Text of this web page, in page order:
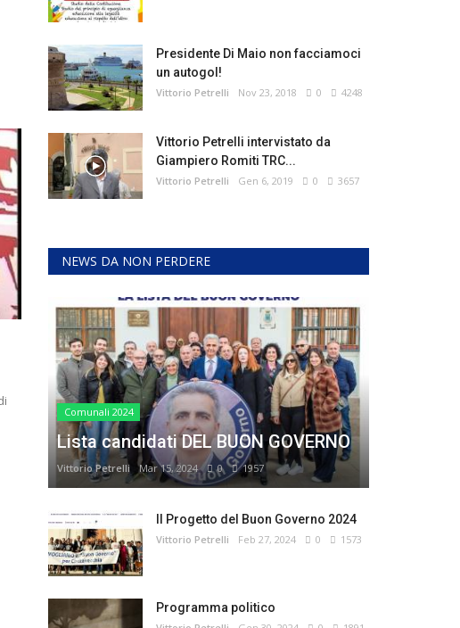
Presidente Di Maio non facciamoci
un autogol!
Vittorio Petrelli Nov 23, 2018 0 4248
Vittorio Petrelli intervistato da
Giampiero Romiti TRC...
Vittorio Petrelli Gen 6, 2019 0 3657
NEWS DA NON PERDERE
Comunali 2024
Lista candidati DEL BUON GOVERNO
Vittorio Petrelli Mar 15, 2024 0 1957
Il Progetto del Buon Governo 2024
Vittorio Petrelli Feb 27, 2024 0 1573
Programma politico